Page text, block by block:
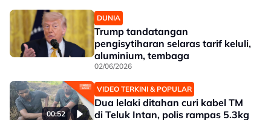
DUNIA
Trump tandatangan
pengisytiharan selaras tarif keluli,
aluminium, tembaga
02/06/2026
00:52
VIDEO TERKINI & POPULAR
Dua lelaki ditahan curi kabel TM
di Teluk Intan, polis rampas 5.3kg